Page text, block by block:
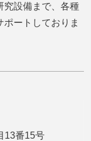
究設備まで、各種
ートしておりま
13番15号